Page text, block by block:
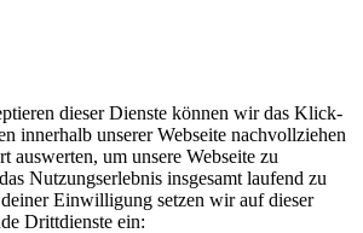
dieser Dienste können wir das Klick-
innerhalb unserer Webseite nachvollziehen
auswerten, um unsere Webseite zu
Nutzungserlebnis insgesamt laufend zu
Einwilligung setzen wir auf dieser
Drittdienste ein: